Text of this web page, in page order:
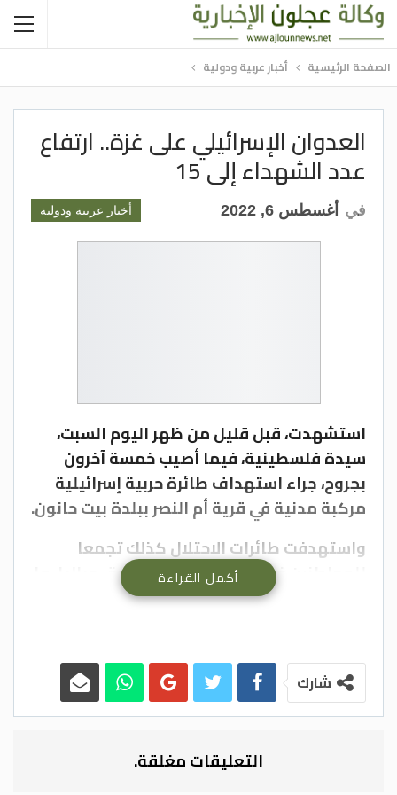
الصفحة الرئيسية أخبار عربية ودولية
العدوان الإسرائيلي على غزة.. ارتفاع
عدد الشهداء إلى 15
أخبار عربية ودولية في أغسطس 6, 2022
استشهدت، قبل قليل من ظهر اليوم السبت،
سيدة فلسطينية، فيما أصيب خمسة آخرون
بجروح، جراء استهداف طائرة حربية إسرائيلية
مركبة مدنية في قرية أم النصر ببلدة بيت حانون.
واستهدفت طائرات الاحتلال كذلك تجمعا
للمواطنين في منطقة شعشاعة شرق جباليا، ما
أدى إلى وقوع عدد من الإصابات، جرى نقلها إلى
وكانت طائرات الاحتلال الإسرائيلي، قصفت
عمارة سكنية غرب مكونة من خمسة طوابق
أدى إلى تدميرها، وتضرر عدد من المنازل
أكمل القراءة
شارك
التعليقات مغلقة.